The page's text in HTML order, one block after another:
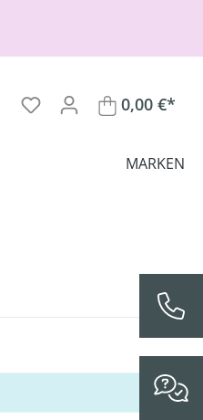
0,00 €*
MARKEN